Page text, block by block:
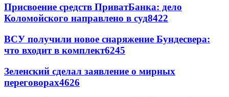
Присвоение средств ПриватБанка: дело
Коломойского направлено в суд8422
ВСУ получили новое снаряжение Бундесвера:
что входит в комплект6245
Зеленский сделал заявление о мирных
переговорах4626